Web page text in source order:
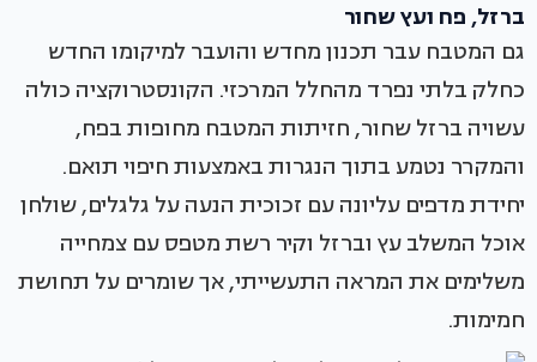
ברזל, פח ועץ שחור
גם המטבח עבר תכנון מחדש והועבר למיקומו החדש
כחלק בלתי נפרד מהחלל המרכזי. הקונסטרוקציה כולה
עשויה ברזל שחור, חזיתות המטבח מחופות בפח,
והמקרר נטמע בתוך הנגרות באמצעות חיפוי תואם.
יחידת מדפים עליונה עם זכוכית הנעה על גלגלים, שולחן
אוכל המשלב עץ וברזל וקיר רשת מטפס עם צמחייה
משלימים את המראה התעשייתי, אך שומרים על תחושת
חמימות.